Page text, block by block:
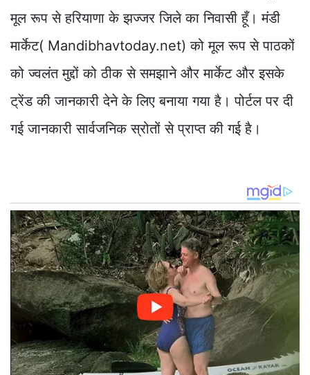
मूल रूप से हरियाणा के झज्जर जिले का निवासी हूँ। मंडी
मार्केट( Mandibhavtoday.net) को मूल रूप से पाठकों
को ज्वलंत मुद्दों को ठीक से समझाने और मार्केट और इसके
ट्रेंड की जानकारी देने के लिए बनाया गया है। पोर्टल पर दी
गई जानकारी सार्वजनिक स्रोतों से प्राप्त की गई है।